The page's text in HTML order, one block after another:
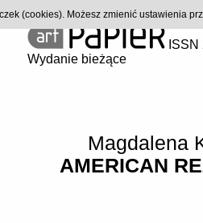
Wydanie bieżące
Magdalena
AMERICAN
(cookies). Możesz zmienić ustawienia